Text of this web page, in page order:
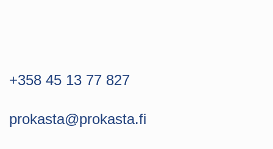
+358 45 13 77 827
prokasta@prokasta.fi